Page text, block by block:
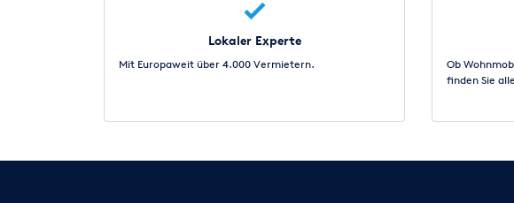
Lokaler Experte
Mit Europaweit über 4.000 Vermietern.
Ob
finden Sie